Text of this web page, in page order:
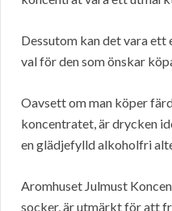
Dessutom kan det vara
val för den som önskar
Oavsett om man köper
koncentratet, är drycken
en glädjefylld alkoholfri
Aromhuset Julmust
socker, är utmärkt för att